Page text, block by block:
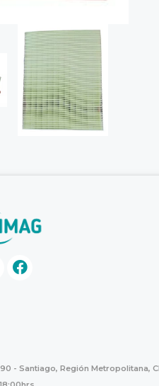
- Santiago, Región Metropolitana,